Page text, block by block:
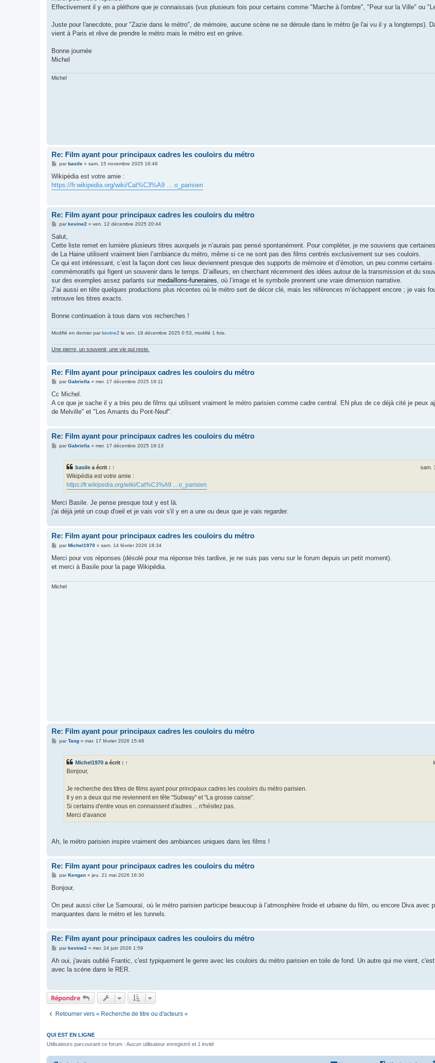
Effectivement il y en a pléthore que je connaissais (vus plusieurs fois pour certains comme "Marche à l'ombre", "Peur sur la Ville" ou
Juste pour l'anecdote, pour "Zazie dans le métro", de mémoire, aucune scène ne se déroule dans le métro (je l'ai vu il y a longtemps).
vient à Paris et rêve de prendre le métro mais le métro est en grève.
Bonne journée
Michel
Michel
Re: Film ayant pour principaux cadres les couloirs du métro
M
s
a
parbasile» sam. 15 novembre 2025 16:46
Wikipédia est votre amie :
https://fr.wikipedia.org/wiki/Cat%C3%A9 ... o_parisien
Re: Film ayant pour principaux cadres les couloirs du métro
M
s
a
g
parkevine2 » ven. 12 décembre 2025 20:44
Salut,
Cette liste remet en lumière plusieurs titres auxquels je n’aurais pas pensé spontanément. Pour compléter, je me souviens que
de La Haine utilisent vraiment bien l’ambiance du métro, même si ce ne sont pas des films centrés exclusivement sur ses couloirs.
Ce qui est intéressant, c’est la façon dont ces lieux deviennent presque des supports de mémoire et d’émotion, un peu comme certains
commémoratifs qui figent un souvenir dans le temps. D’ailleurs, en cherchant récemment des idées autour de la transmission et du
sur des exemples assez parlants sur medaillons-funeraires, où l’image et le symbole prennent une vraie dimension narrative.
J’ai aussi en tête quelques productions plus récentes où le métro sert de décor clé, mais les références m’échappent encore ; je vais
retrouve les titres exacts.
Bonne continuation à tous dans vos recherches !
Modifié en dernier parkevine2 le ven. 19 décembre 2025 0:53, modifié 1 fois.
Une pierre, un souvenir, une vie qui reste.
Re: Film ayant pour principaux cadres les couloirs du métro
M
s
a
g
parGabriella » mer. 17 décembre 2025 19:11
Cc Michel.
A ce que je sache il y a très peu de films qui utilisent vraiment le métro parisien comme cadre central. EN plus de ce déjà cité je peux
de Melville" et "Les Amants du Pont-Neuf".
Re: Film ayant pour principaux cadres les couloirs du métro
MparGabriella » mer. 17 décembre 2025 19:13
basile a écrit : ↑ sam.
Wikipédia est votre amie :
https://fr.wikipedia.org/wiki/Cat%C3%A9 ... o_parisien
Merci Basile. Je pense presque tout y est là.
j'ai déjà jeté un coup d'oeil et je vais voir s'il y en a une ou deux que je vais regarder.
Re: Film ayant pour principaux cadres les couloirs du métro
M
s
a
parMichel1970» sam. 14 février 2026 18:34
Merci pour vos réponses (désolé pour ma réponse très tardive, je ne suis pas venu sur le forum depuis un petit moment).
et merci à Basile pour la page Wikipédia.
Michel
Re: Film ayant pour principaux cadres les couloirs du métro
MparTang» mar. 17 février 2026 15:48
Michel1970 a écrit : ↑
Bonjour,
Je recherche des titres de films ayant pour principaux cadres les couloirs du métro parisien.
Il y en a deux qui me reviennent en tête "Subway" et "La grosse caisse".
Si certains d'entre vous en connaissent d'autres ... n'hésitez pas.
Merci d'avance
Ah, le métro parisien inspire vraiment des ambiances uniques dans les films !
Re: Film ayant pour principaux cadres les couloirs du métro
M
s
g
parKengan» jeu. 21 mai 2026 16:30
Bonjour,
On peut aussi citer Le Samouraï, où le métro parisien participe beaucoup à l’atmosphère froide et urbaine du film, ou encore Diva avec
marquantes dans le métro et les tunnels.
Re: Film ayant pour principaux cadres les couloirs du métro
M
s
a
parkevine2 » mer. 24 juin 2026 1:59
Ah oui, j'avais oublié Frantic, c'est typiquement le genre avec les couloirs du métro parisien en toile de fond. Un autre qui me vient, c'est
avec la scène dans le RER.
Répondre
Retourner vers « Recherche de titre ou d'acteurs »
QUI EST EN LIGNE
Utilisateurs parcourant ce forum : Aucun utilisateur enregistré et 1 invité